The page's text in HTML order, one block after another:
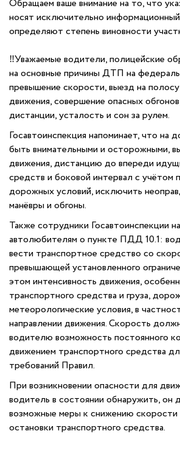
Обращаем ваше внимание на то, что
носят исключительно
определяют степень виновности
‼Уважаемые водители, полицейские
на основные причины ДТП на
превышение скорости, выезд на
движения, совершение опасных
дистанции, усталость и сон за рулем.
Госавтоинспекция напоминает, что на
быть внимательными и осторожными,
движения, дистанцию до впереди
средств и боковой интервал с учётом
дорожных условий, исключить
манёвры и обгоны.
Также сотрудники Госавтоинспекции
автолюбителям о пункте ПДД 10.1:
вести транспортное средство со
превышающей установленного
этом интенсивность движения,
транспортного средства и груза,
метеорологические условия, в
направлении движения. Скорость
водителю возможность постоянного
движением транспортного средства
требований Правил.
При возникновении опасности для
водитель в состоянии обнаружить, он
возможные меры к снижению скорости
остановки транспортного средства.